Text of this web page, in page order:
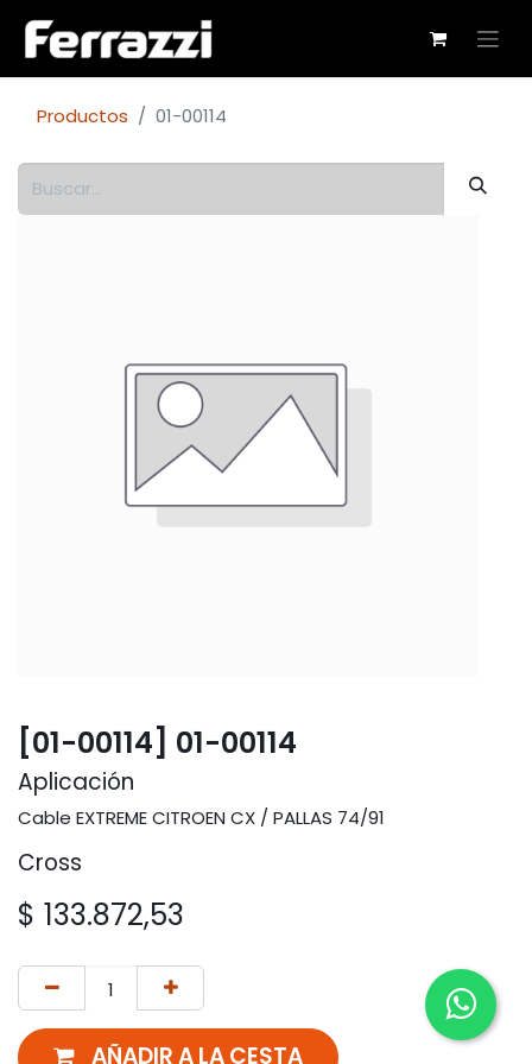
Productos 01-00114
[01-00114] 01-00114
Aplicación
Cable EXTREME CITROEN CX / PALLAS 74/91
Cross
$ 133.872,53
AÑADIR A LA CESTA